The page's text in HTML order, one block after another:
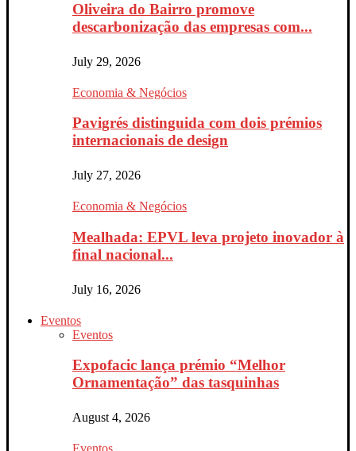
Oliveira do Bairro promove
descarbonização das empresas com...
July 29, 2026
Economia & Negócios
Pavigrés distinguida com dois prémios
internacionais de design
July 27, 2026
Economia & Negócios
Mealhada: EPVL leva projeto inovador à
final nacional...
July 16, 2026
Eventos
Eventos
Expofacic lança prémio “Melhor
Ornamentação” das tasquinhas
August 4, 2026
Eventos